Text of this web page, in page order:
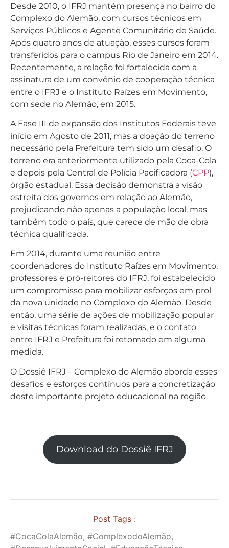
Desde 2010, o IFRJ mantém presença no bairro do
Complexo do Alemão, com cursos técnicos em
Serviços Públicos e Agente Comunitário de Saúde.
Após quatro anos de atuação, esses cursos foram
transferidos para o campus Rio de Janeiro em 2014.
Recentemente, a relação foi fortalecida com a
assinatura de um convênio de cooperação técnica
entre o IFRJ e o Instituto Raízes em Movimento,
com sede no Alemão, em 2015.
A Fase III de expansão dos Institutos Federais teve
início em Agosto de 2011, mas a doação do terreno
necessário pela Prefeitura tem sido um desafio. O
terreno era anteriormente utilizado pela Coca-Cola
e depois pela Central de Polícia Pacificadora (CPP),
órgão estadual. Essa decisão demonstra a visão
estreita dos governos em relação ao Alemão,
prejudicando não apenas a população local, mas
também todo o país, que carece de mão de obra
técnica qualificada.
Em 2014, durante uma reunião entre
coordenadores do Instituto Raízes em Movimento,
professores e pró-reitores do IFRJ, foi estabelecido
um compromisso para mobilizar esforços em prol
da nova unidade no Complexo do Alemão. Desde
então, uma série de ações de mobilização popular
e visitas técnicas foram realizadas, e o contato
entre IFRJ e Prefeitura foi retomado em alguma
medida.
O Dossiê IFRJ – Complexo do Alemão aborda esses
desafios e esforços contínuos para a concretização
deste importante projeto educacional na região.
Download do Dossiê IFRJ
Post Tags :
#CocaColaAlemão, #ComplexodoAlemão,